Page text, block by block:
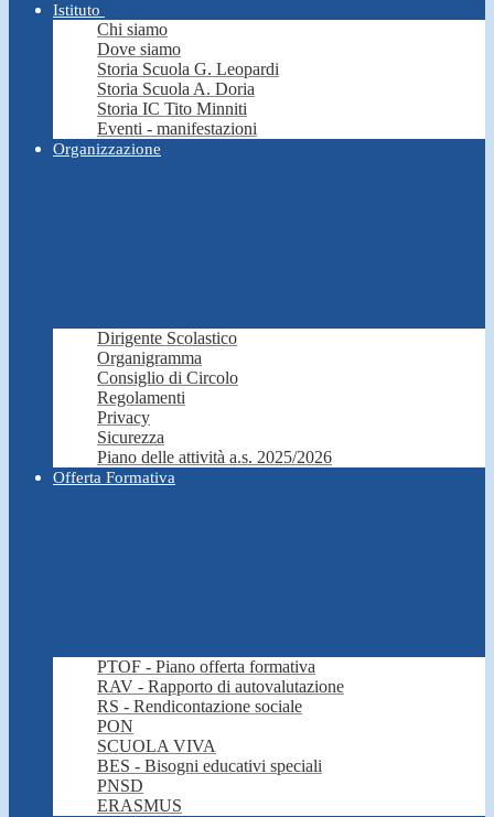
Istituto
Chi siamo
Dove siamo
Storia Scuola G. Leopardi
Storia Scuola A. Doria
Storia IC Tito Minniti
Eventi - manifestazioni
Organizzazione
Dirigente Scolastico
Organigramma
Consiglio di Circolo
Regolamenti
Privacy
Sicurezza
Piano delle attività a.s. 2025/2026
Offerta Formativa
PTOF - Piano offerta formativa
RAV - Rapporto di autovalutazione
RS - Rendicontazione sociale
PON
SCUOLA VIVA
BES - Bisogni educativi speciali
PNSD
ERASMUS